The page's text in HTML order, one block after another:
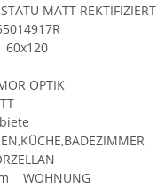
MATT REKTIFIZIERT
OPTIK
WOHNUNG